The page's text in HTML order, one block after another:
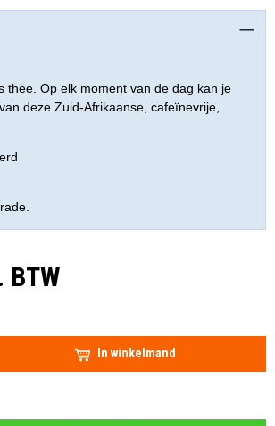
thee. Op elk moment van de dag kan je
deze Zuid-Afrikaanse, cafeïnevrije,
BTW
In winkelmand